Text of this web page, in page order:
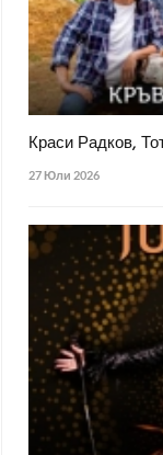
Краси Радков,
27 Юли 2026